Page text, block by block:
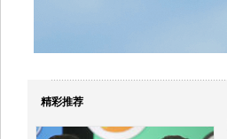
精彩推荐